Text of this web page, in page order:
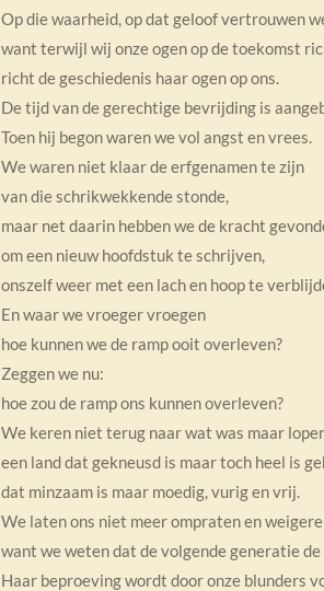
Op die waarheid, op dat geloof vertrouwen
want terwijl wij onze ogen op de toekomst
richt de geschiedenis haar ogen op ons.
De tijd van de gerechtige bevrijding is
Toen hij begon waren we vol angst en vrees.
We waren niet klaar de erfgenamen te zijn
van die schrikwekkende stonde,
maar net daarin hebben we de kracht
om een nieuw hoofdstuk te schrijven,
onszelf weer met een lach en hoop te
En waar we vroeger vroegen
hoe kunnen we de ramp ooit overleven?
Zeggen we nu:
hoe zou de ramp ons kunnen overleven?
We keren niet terug naar wat was maar
een land dat gekneusd is maar toch heel is
dat minzaam is maar moedig, vurig en vrij.
We laten ons niet meer ompraten en
want we weten dat de volgende generatie
Haar beproeving wordt door onze blunders